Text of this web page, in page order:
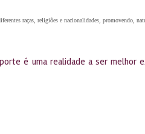
raças, religiões e nacionalidades, promovendo,
é uma realidade a ser melhor